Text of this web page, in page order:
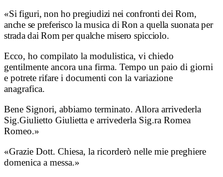
«Si figuri, non ho pregiudizi nei confronti dei Rom,
anche se preferisco la musica di Ron a quella suonata per
strada dai Rom per qualche misero spicciolo.
Ecco, ho compilato la modulistica, vi chiedo
gentilmente ancora una firma. Tempo un paio di giorni
e potrete rifare i documenti con la variazione
anagrafica.
Bene Signori, abbiamo terminato. Allora arrivederla
Sig.Giulietto Giulietta e arrivederla Sig.ra Romea
Romeo.»
«Grazie Dott. Chiesa, la ricorderò nelle mie preghiere
domenica a messa.»